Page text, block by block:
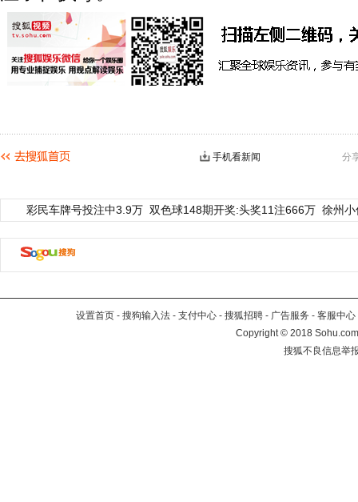
分
手机看新闻
彩民车牌号投注中3.9万 双色球148期开奖:头奖11注666万 徐州
设置首页 - 搜狗输入法 - 支付中心 - 搜狐招聘 - 广告服务 - 客服中心
Copyright©2018
搜狐不良信息举